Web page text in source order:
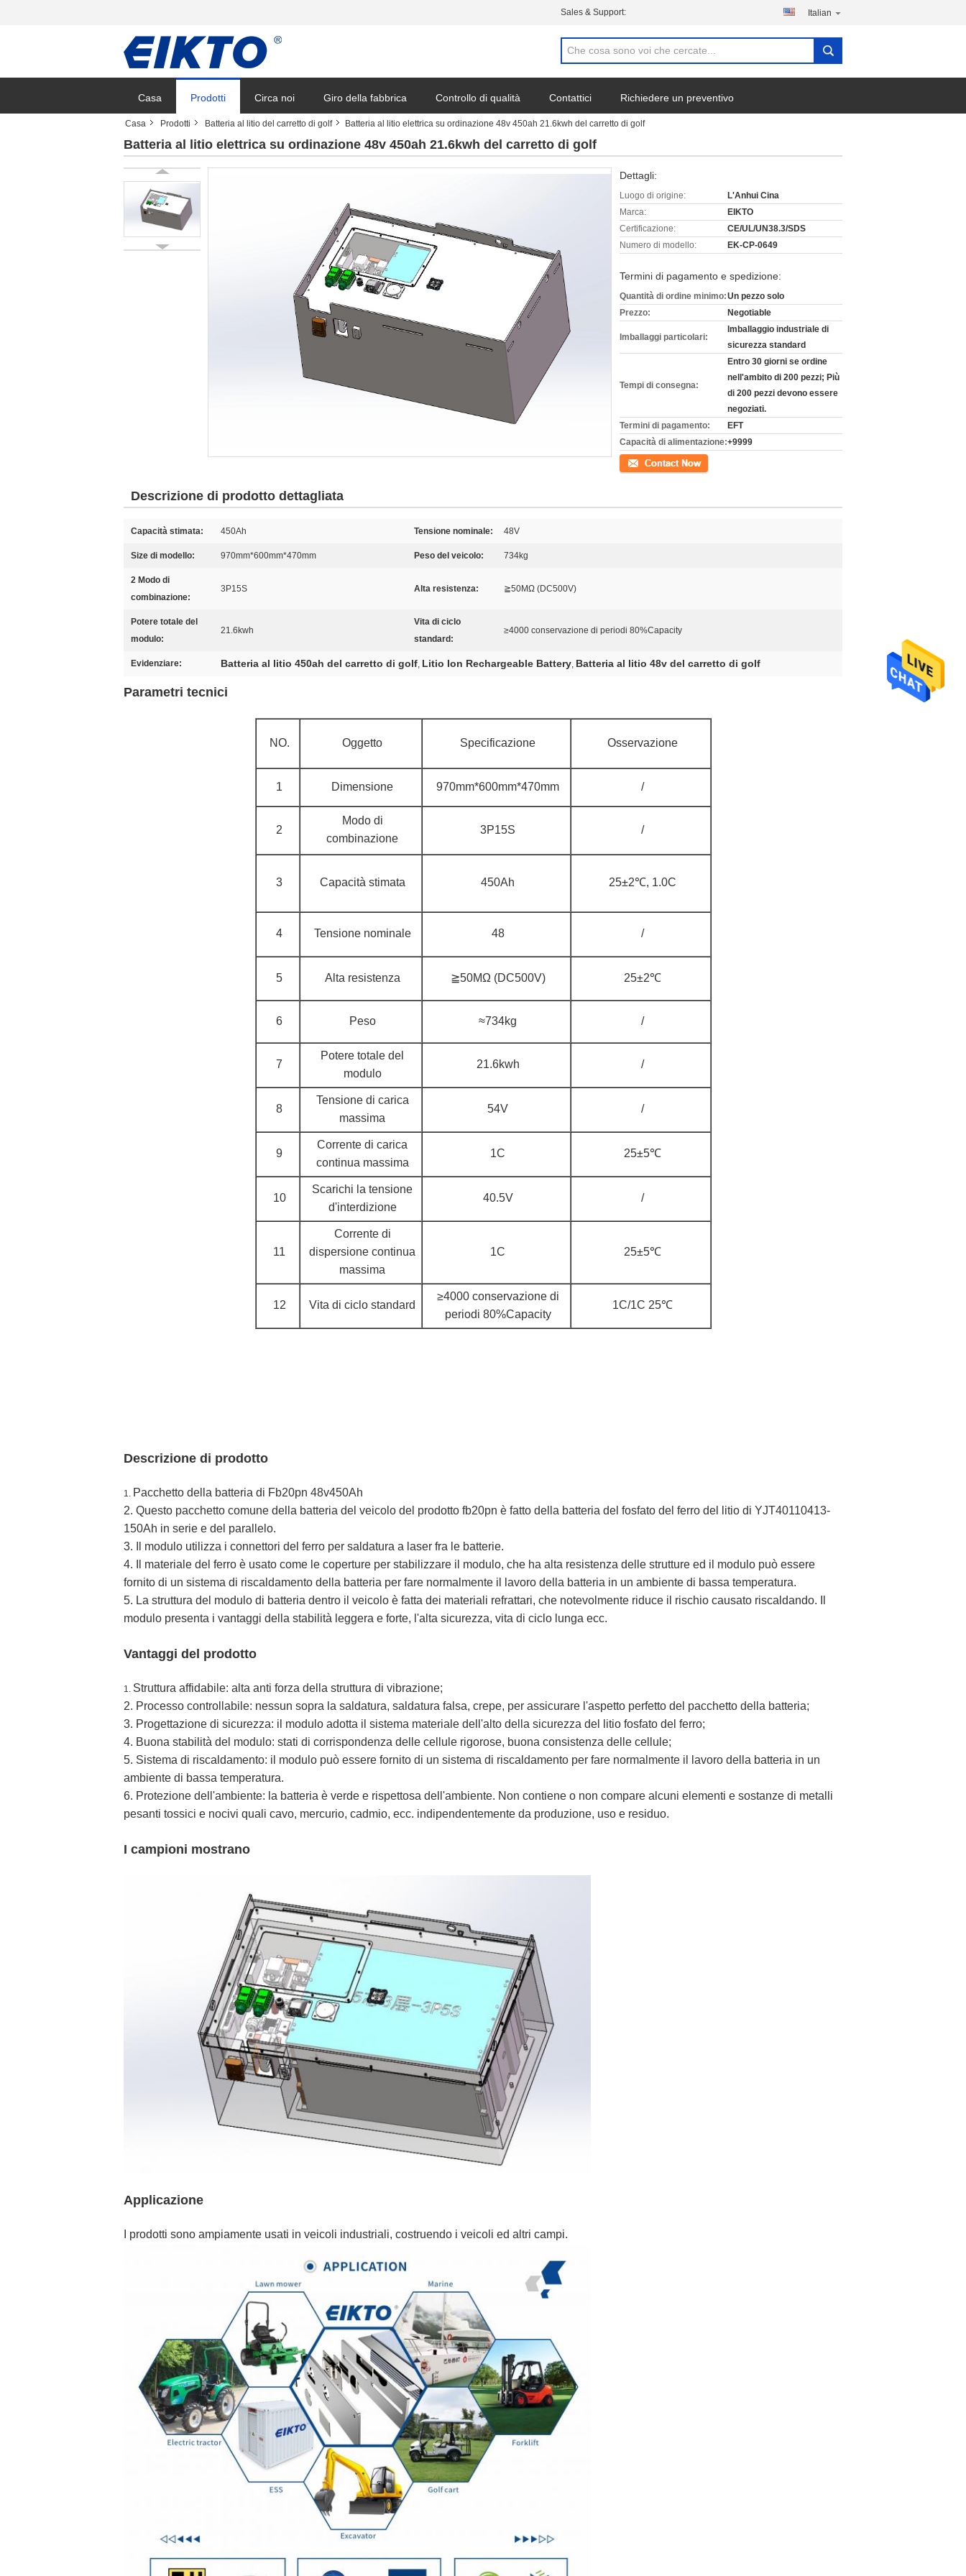
Sales & Support: Italian
Casa Prodotti Circa noi Giro della fabbrica Controllo di qualità Contattici Richiedere un preventivo
Casa Prodotti Batteria al litio del carretto di golf Batteria al litio elettrica su ordinazione 48v 450ah 21.6kwh del carretto di golf
Batteria al litio elettrica su ordinazione 48v 450ah 21.6kwh del carretto di golf
Dettagli:
Luogo di origine:
L'Anhui Cina
Marca:
EIKTO
Certificazione:
CE/UL/UN38.3/SDS
Numero di modello:
EK-CP-0649
Termini di pagamento e spedizione:
Quantità di ordine minimo:Un pezzo solo
Prezzo:
Negotiable
Imballaggi particolari:
Imballaggio industriale di
sicurezza standard
Tempi di consegna:
Entro 30 giorni se ordine
nell'ambito di 200 pezzi; Più
di 200 pezzi devono essere
negoziati.
Termini di pagamento:
EFT
Capacità di alimentazione:+9999
Contatto
Descrizione di prodotto dettagliata
Capacità stimata: 450Ah Tensione nominale: 48V
Size di modello: 970mm*600mm*470mm Peso del veicolo: 734kg
2 Modo di
combinazione:
3P15S Alta resistenza: ≧50MΩ (DC500V)
Potere totale del
modulo:
21.6kwh
Vita di ciclo
standard:
≥4000 conservazione di periodi 80%Capacity
Evidenziare: Batteria al litio 450ah del carretto di golf, Litio Ion Rechargeable Battery, Batteria al litio 48v del carretto di golf
Parametri tecnici
NO. Oggetto Specificazione Osservazione
1 Dimensione 970mm*600mm*470mm /
2
Modo di
combinazione
3P15S /
3 Capacità stimata 450Ah 25±2℃, 1.0C
4 Tensione nominale 48 /
5 Alta resistenza ≧50MΩ (DC500V) 25±2℃
6 Peso ≈734kg /
7
Potere totale del
modulo
21.6kwh /
8
Tensione di carica
massima
54V /
9
Corrente di carica
continua massima
1C 25±5℃
10
Scarichi la tensione
d'interdizione
40.5V /
11
Corrente di
dispersione continua
massima
1C 25±5℃
12 Vita di ciclo standard
≥4000 conservazione di
periodi 80%Capacity
1C/1C 25℃
Descrizione di prodotto
1. Pacchetto della batteria di Fb20pn 48v450Ah
2. Questo pacchetto comune della batteria del veicolo del prodotto fb20pn è fatto della batteria del fosfato del ferro del litio di YJT40110413-
150Ah in serie e del parallelo.
3. Il modulo utilizza i connettori del ferro per saldatura a laser fra le batterie.
4. Il materiale del ferro è usato come le coperture per stabilizzare il modulo, che ha alta resistenza delle strutture ed il modulo può essere
fornito di un sistema di riscaldamento della batteria per fare normalmente il lavoro della batteria in un ambiente di bassa temperatura.
5. La struttura del modulo di batteria dentro il veicolo è fatta dei materiali refrattari, che notevolmente riduce il rischio causato riscaldando. Il
modulo presenta i vantaggi della stabilità leggera e forte, l'alta sicurezza, vita di ciclo lunga ecc.
Vantaggi del prodotto
1. Struttura affidabile: alta anti forza della struttura di vibrazione;
2. Processo controllabile: nessun sopra la saldatura, saldatura falsa, crepe, per assicurare l'aspetto perfetto del pacchetto della batteria;
3. Progettazione di sicurezza: il modulo adotta il sistema materiale dell'alto della sicurezza del litio fosfato del ferro;
4. Buona stabilità del modulo: stati di corrispondenza delle cellule rigorose, buona consistenza delle cellule;
5. Sistema di riscaldamento: il modulo può essere fornito di un sistema di riscaldamento per fare normalmente il lavoro della batteria in un
ambiente di bassa temperatura.
6. Protezione dell'ambiente: la batteria è verde e rispettosa dell'ambiente. Non contiene o non compare alcuni elementi e sostanze di metalli
pesanti tossici e nocivi quali cavo, mercurio, cadmio, ecc. indipendentemente da produzione, uso e residuo.
I campioni mostrano
Applicazione
I prodotti sono ampiamente usati in veicoli industriali, costruendo i veicoli ed altri campi.